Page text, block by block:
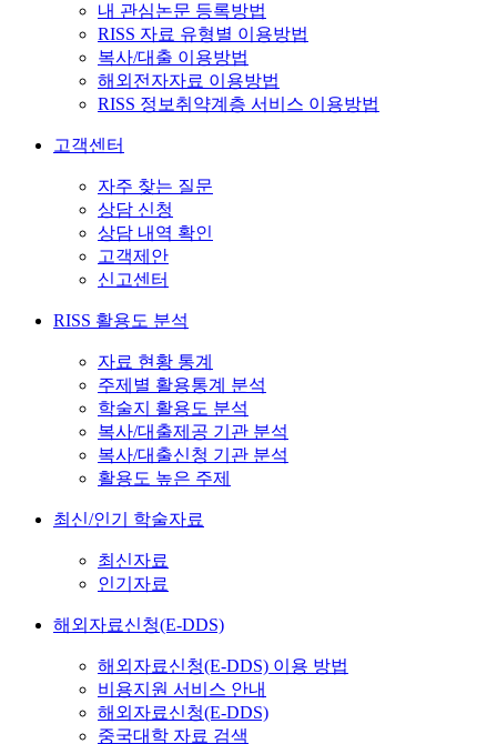
내 관심논문 등록방법
RISS 자료 유형별 이용방법
복사/대출 이용방법
해외전자자료 이용방법
RISS 정보취약계층 서비스 이용방법
고객센터
자주 찾는 질문
상담 신청
상담 내역 확인
고객제안
신고센터
RISS 활용도 분석
자료 현황 통계
주제별 활용통계 분석
학술지 활용도 분석
복사/대출제공 기관 분석
복사/대출신청 기관 분석
활용도 높은 주제
최신/인기 학술자료
최신자료
인기자료
해외자료신청(E-DDS)
해외자료신청(E-DDS) 이용 방법
비용지원 서비스 안내
해외자료신청(E-DDS)
중국대학 자료 검색